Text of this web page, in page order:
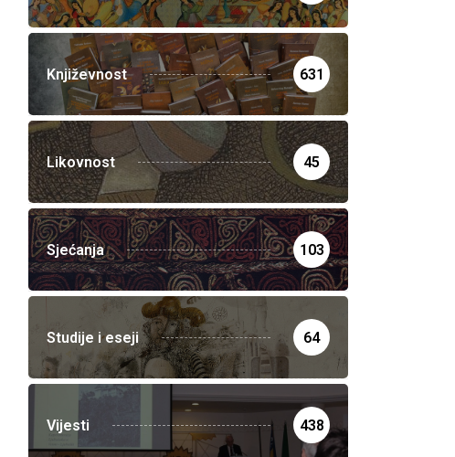
Književnost 631
Likovnost 45
Sjećanja 103
Studije i eseji 64
Vijesti 438